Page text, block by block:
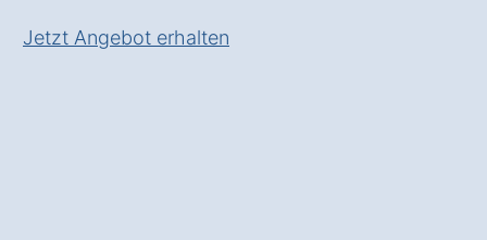
Jetzt Angebot erhalten